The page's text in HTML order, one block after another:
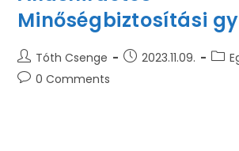
Minőségbiztosítási
Tóth Csenge 2023.11.09.
0 Comments